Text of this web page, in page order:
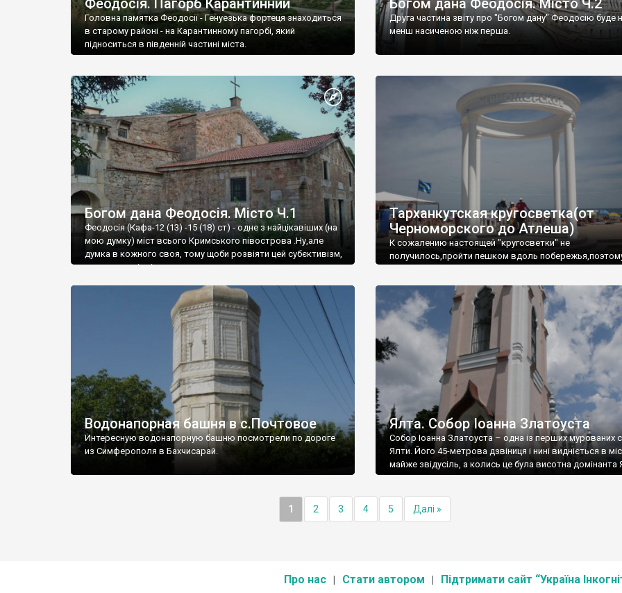
Феодосія. Пагорб Карантинний
Головна памятка Феодосії - Генуезька фортеця знаходиться
в старому районі - на Карантинному пагорбі, який
підноситься в південній частині міста.
Богом дана Феодосія. Місто Ч.2
Друга частина звіту про "Богом дану" Феодосію буде
менш насиченою ніж перша.
Богом дана Феодосія. Місто Ч.1
Феодосія (Кафа-12 (13) -15 (18) ст) - одне з найцікавіших (на
мою думку) міст всього Кримського півострова .Ну,але
думка в кожного своя, тому щоби розвіяти цей субєктивізм,
запрошую відвідати це
Тарханкутская кругосветка(от
Черноморского до Атлеша)
К сожалению настоящей "кругосветки" не
получилось,пройти пешком вдоль
Водонапорная башня в с.Почтовое
Интересную водонапорную башню посмотрели по дороге
из Симферополя в Бахчисарай.
Ялта. Собор Іоанна Златоуста
Собор Іоанна Златоуста – одна із перших мурованих
Ялти. Його 45-метрова дзвіниця і нині видніється в
майже звідусіль, а колись це була висотна домінанта
1 2 3 4 5 Далі »
Про нас Стати автором Підтримати сайт “Україна